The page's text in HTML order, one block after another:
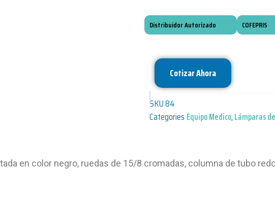
Distribuidor Autorizado COFEPRIS
Cotizar Ahora
SKU84
Categories Equipo Medico, Lámparas
en color negro, ruedas de 15/8 cromadas, columna de tubo